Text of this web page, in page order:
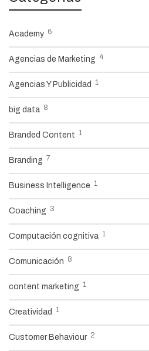
Academy 6
Agencias de Marketing 4
Agencias Y Publicidad 1
big data 8
Branded Content 1
Branding 7
Business Intelligence 1
Coaching 3
Computación cognitiva 1
Comunicación 8
content marketing 1
Creatividad 1
Customer Behaviour 2